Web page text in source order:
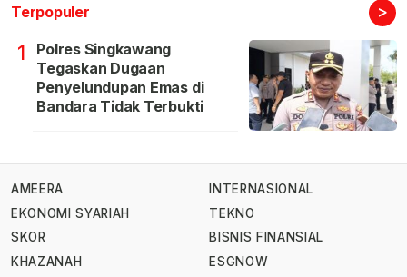
Terpopuler >
1
Polres Singkawang
Tegaskan Dugaan
Penyelundupan Emas di
Bandara Tidak Terbukti
AMEERA
EKONOMI SYARIAH
SKOR
KHAZANAH
INTERNASIONAL
TEKNO
BISNIS FINANSIAL
ESGNOW